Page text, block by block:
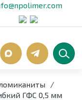
/
ГФС 0,5 мм